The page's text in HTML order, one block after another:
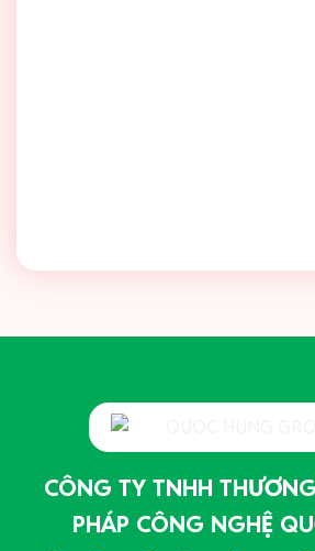
CÔNG TY TNHH
PHÁP CÔNG NGHỆ